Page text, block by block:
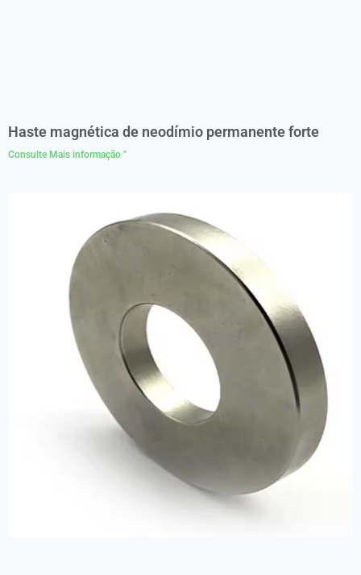
Haste magnética de neodímio permanente forte
Consulte Mais informação "